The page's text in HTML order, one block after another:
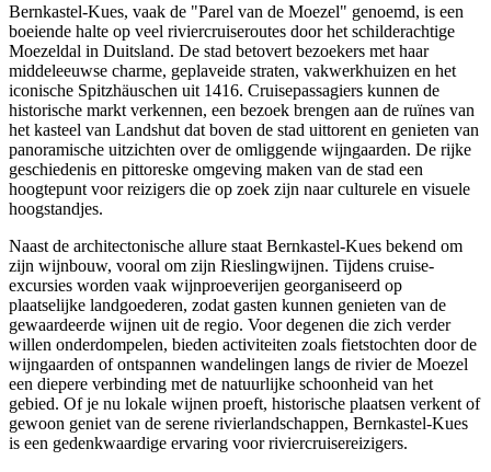
Bernkastel-Kues, vaak de "Parel van de Moezel" genoemd, is een
boeiende halte op veel riviercruiseroutes door het schilderachtige
Moezeldal in Duitsland. De stad betovert bezoekers met haar
middeleeuwse charme, geplaveide straten, vakwerkhuizen en het
iconische Spitzhäuschen uit 1416. Cruisepassagiers kunnen de
historische markt verkennen, een bezoek brengen aan de ruïnes van
het kasteel van Landshut dat boven de stad uittorent en genieten van
panoramische uitzichten over de omliggende wijngaarden. De rijke
geschiedenis en pittoreske omgeving maken van de stad een
hoogtepunt voor reizigers die op zoek zijn naar culturele en visuele
hoogstandjes.
Naast de architectonische allure staat Bernkastel-Kues bekend om
zijn wijnbouw, vooral om zijn Rieslingwijnen. Tijdens cruise-
excursies worden vaak wijnproeverijen georganiseerd op
plaatselijke landgoederen, zodat gasten kunnen genieten van de
gewaardeerde wijnen uit de regio. Voor degenen die zich verder
willen onderdompelen, bieden activiteiten zoals fietstochten door de
wijngaarden of ontspannen wandelingen langs de rivier de Moezel
een diepere verbinding met de natuurlijke schoonheid van het
gebied. Of je nu lokale wijnen proeft, historische plaatsen verkent of
gewoon geniet van de serene rivierlandschappen, Bernkastel-Kues
is een gedenkwaardige ervaring voor riviercruisereizigers.